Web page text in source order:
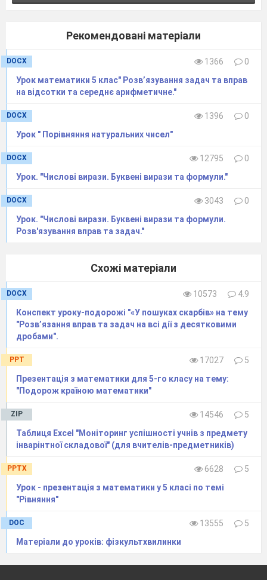
Рекомендовані матеріали
DOCX 1366
0
Урок математики 5 клас" Розв’язування задач та вправ
на відсотки та середнє арифметичне."
DOCX 1396
0
Урок " Порівняння натуральних чисел"
DOCX 12795
0
Урок. "Числові вирази. Буквені вирази та формули."
DOCX 3043
0
Урок. "Числові вирази. Буквені вирази та формули.
Розв'язування вправ та задач."
Схожі матеріали
DOCX 10573
4.9
Конспект уроку-подорожі "«У пошуках скарбів» на тему
"Розв’язання вправ та задач на всі дії з десятковими
дробами".
PPT 17027
5
Презентація з математики для 5-го класу на тему:
"Подорож країною математики"
ZIP 14546
5
Таблиця Excel "Моніторинг успішності учнів з предмету
інварінтної складової" (для вчителів-предметників)
PPTX 6628
5
Урок - презентація з математики у 5 класі по темі
"Рівняння"
DOC 13555
5
Матеріали до уроків: фізкультхвилинки